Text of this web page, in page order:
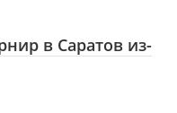
в Саратов из-